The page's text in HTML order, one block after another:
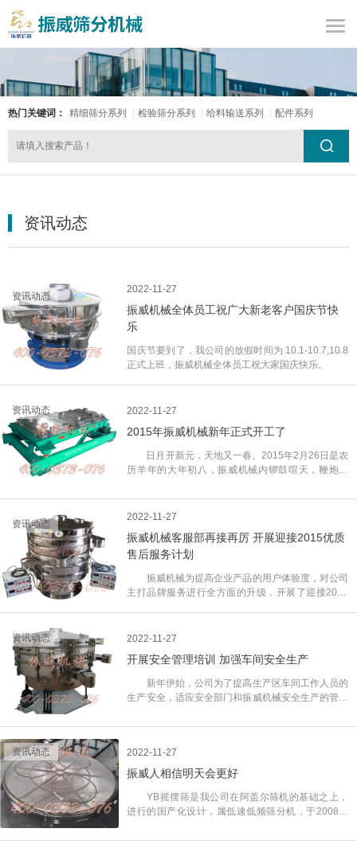
热门关键词： 精细筛分系列 检验筛分系列 给料输送系列 配件系列
资讯动态
资讯动态
2022-11-27
振威机械全体员工祝广大新老客户国庆节快
乐
国庆节要到了，我公司的放假时间为 10.1-10.7,10.8
正式上班，振威机械全体员工祝大家国庆快乐。
资讯动态 2022-11-27
2015年振威机械新年正式开工了
日月开新元，天地又一春。2015年2月26日是农
历羊年的大年初八，振威机械内锣鼓喧天，鞭炮齐
暂别了春节期间亲朋好友们的欢聚，振威机械全体员
工重新回到工作岗位，精神抖擞，共同踏上创造振威
年好，恭喜发财……”，一封封火红的烫金利事，表
达着员工之间的殷殷祝福。紧接着，公司办公大楼门
庆热闹的气氛，员工们更加喜气洋洋，年味十足，祝
贺羊年大吉大利，万事如意。
资讯动态
2022-11-27
振威机械客服部再接再厉 开展迎接2015优质
售后服务计划
振威机械为提高企业产品的用户体验度，对公司
主打品牌服务进行全方面的升级，开展了迎接2015
模式，以售后工程师深入客户现场进行回访、指导的
行助推了公司产品的研发工作，并开创了振威机械售
后服务新模式。 此次振威机械售后服务活动，在
明年3月份开始进行，此次售后工程师对现场的走访
务。 售后工程师对用户现场主动上门的服务，将
户，为客户现场解答技术问题，解除客户后顾之忧。
使振威机械在后续的市场开拓中，增加一个新的渠
道。 振威机械一直致力于环保、高端、精细、高
资讯动态 2022-11-27
开展安全管理培训 加强车间安全生产
新年伊始，公司为了提高生产区车间工作人员的
生产安全，适应安全部门和振威机械安全生产的管理
全培训之后，于2015年1月16日，在振威机械会议
全生产”为主题的培训。
资讯动态 2022-11-27
振威人相信明天会更好
YB摇摆筛是我公司在阿盖尔筛机的基础之上，
进行的国产化设计，属低速低频筛分机，于2008年
上被市场所接受，所以在整体行情低迷的背景下，公